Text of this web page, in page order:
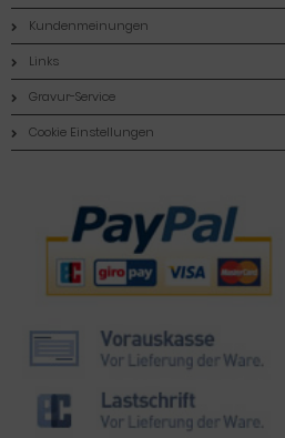
Kundenmeinungen
Links
Gravur-Service
Cookie Einstellungen
Zahlungsmethoden